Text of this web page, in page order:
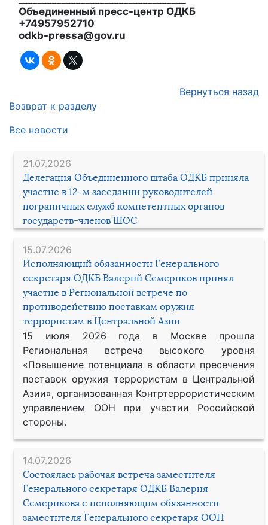
21.07.2026
Делегация Объединенного штаба ОДКБ приняла
участие в 12-м заседании руководителей
пограничных служб компетентных органов
государств-членов ШОС
15.07.2026
Исполняющий обязанности Генерального
секретаря ОДКБ Валерий Семериков принял
участие в Региональной встрече по
противодействию поставкам оружия
террористам в Центральной Азии
15 июля 2026 года в Москве прошла
Региональная встреча высокого уровня
«Повышение потенциала в области пресечения
поставок оружия террористам в Центральной
Азии», организованная Контртеррористическим
управлением ООН при участии Российской
стороны.
14.07.2026
Состоялась рабочая встреча заместителя
Генерального секретаря ОДКБ Валерия
Семерикова с исполняющим обязанности
заместителя Генерального секретаря ООН
Объединенный пресс-центр ОДКБ
+74957952710
odkb-pressa@gov.ru
Вернуться назад
Возврат к разделу
Все новости